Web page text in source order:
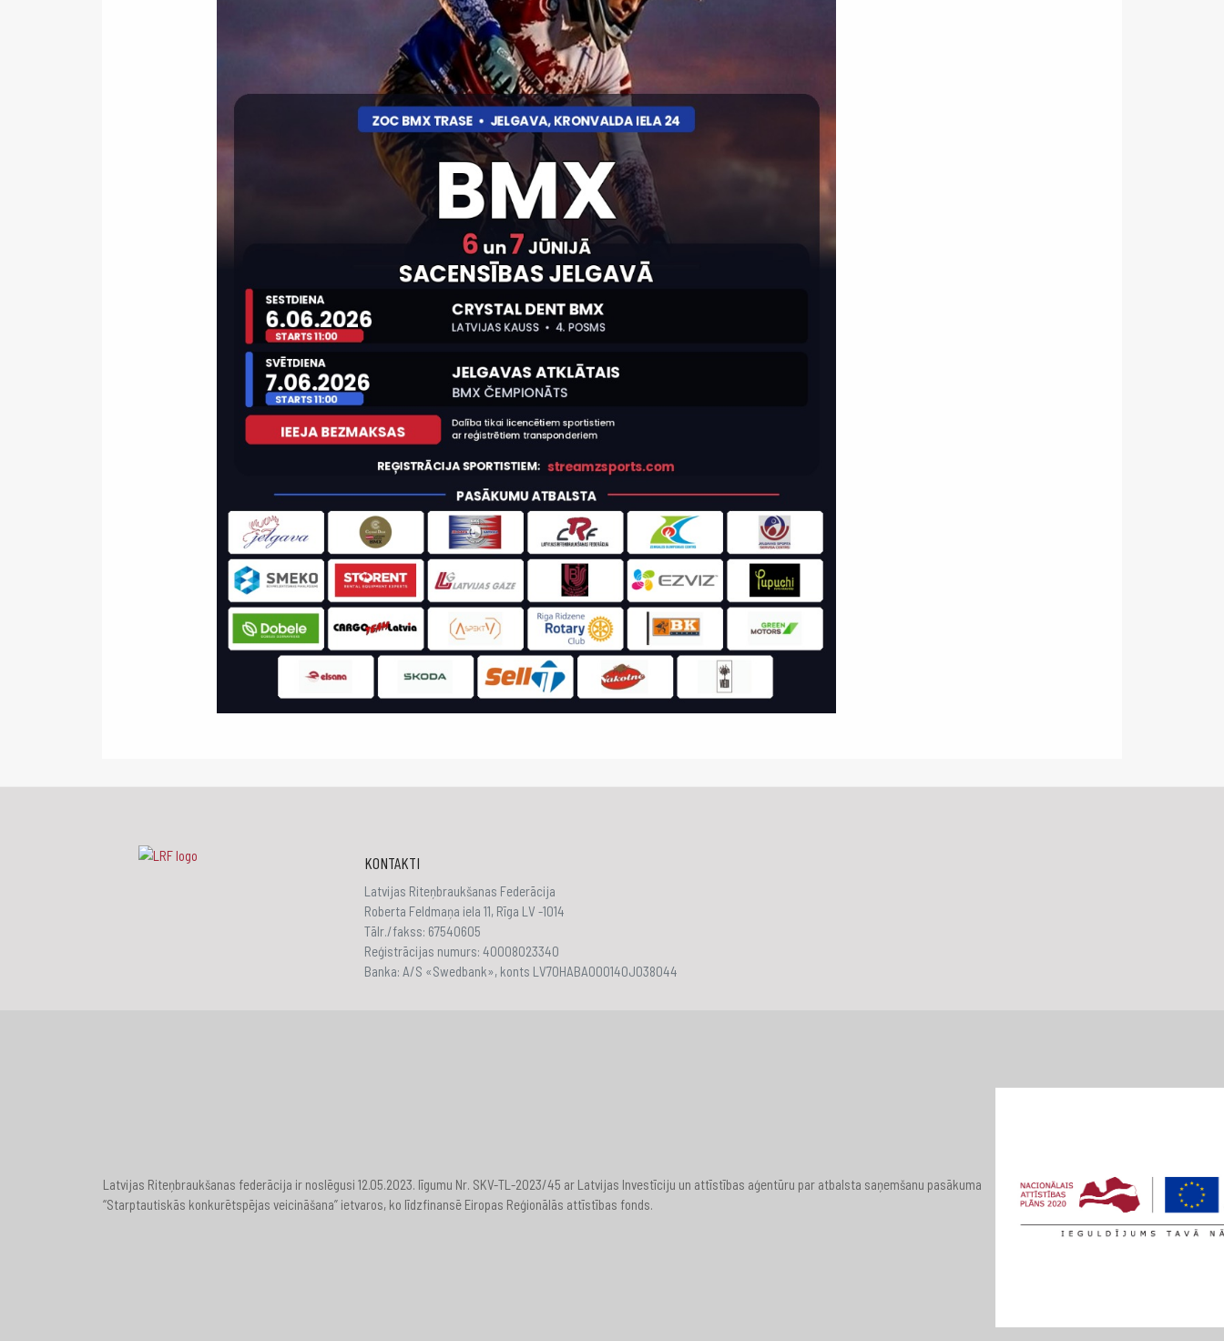
KONTAKTI
Latvijas Riteņbraukšanas Federācija
Roberta Feldmaņa iela 11, Rīga LV -1014
Tālr./fakss: 67540605
Reģistrācijas numurs: 40008023340
Banka: A/S «Swedbank», konts LV70HABA000140J038044
Latvijas Riteņbraukšanas federācija ir noslēgusi 12.05.2023. līgumu Nr. SKV-TL-2023/45 ar Latvijas Investīciju un attīstības aģentūru par atbalsta saņemšanu pasākuma
“Starptautiskās konkurētspējas veicināšana” ietvaros, ko līdzfinansē Eiropas Reģionālās attīstības fonds.